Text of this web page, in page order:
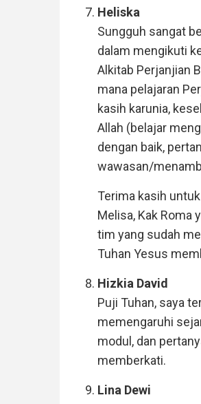
Heliska
Sungguh sangat
dalam mengikuti
Alkitab Perjanjian
mana pelajaran
kasih karunia,
Allah (belajar
dengan baik,
wawasan/
Terima kasih
Melisa, Kak Roma
tim yang sudah
Tuhan Yesus
Hizkia David
Puji Tuhan, saya
memengaruhi
modul, dan
memberkati.
Lina Dewi